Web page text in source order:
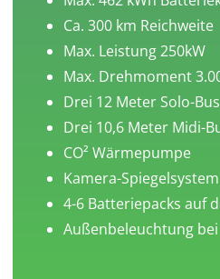
Ca. 300 km Reichweite
Max. Leistung 250kW
Max. Drehmoment
Drei 12 Meter Solo-
Drei 10,6 Meter Midi-
CO² Wärmepumpe
Kamera-Spiegelsystem
4-6 Batteriepacks auf
Außenbeleuchtung